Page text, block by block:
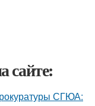
сайте:
СГЮА: